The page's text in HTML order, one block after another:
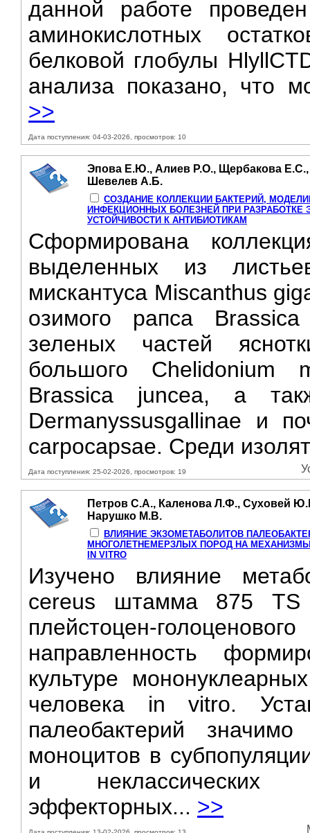
данной работе
аминокислотных
белковой глобулы
анализа показано, что
>>
Дата поступления: 04-03-2026, просмотров: 10
Эпова Е.Ю., Алиев Р.О., Щербакова Е.С.,
Шевелев А.Б.
СОЗДАНИЕ КОЛЛЕКЦИИ БАКТЕРИЙ,
ИНФЕКЦИОННЫХ БОЛЕЗНЕЙ ПРИ РАЗРАБОТКЕ
УСТОЙЧИВОСТИ К АНТИБИОТИКАМ
Сформирована
выделенных из
мискантуса Miscanthus
озимого рапса
зеленых частей
большого Chelidonium
Brassica juncea, а
Dermanyssusgallinae и
carpocapsae. Среди
Дата поступления: 25-02-2026, просмотров: 19
Петров С.А., Каленова Л.Ф., Суховей
Нарушко М.В.
ВЛИЯНИЕ ЭКЗОМЕТАБОЛИТОВ
МНОГОЛЕТНЕМЕРЗЛЫХ ПОРОД HA
IN VITRO
Изучено влияние
cereus штамма 875 TS
плейстоцен-
направленность
культуре
человека in vitro.
палеобактерий
моноцитов в
и неклассических
эффекторных... >>